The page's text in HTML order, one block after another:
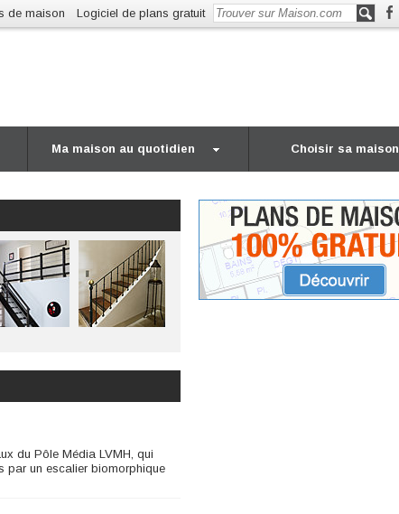
de maison Logiciel de plans gratuit
Ma maison au quotidien Choisir sa maison
du Pôle Média LVMH, qui
par un escalier biomorphique